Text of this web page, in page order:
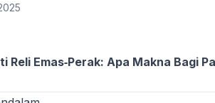
Emas‑Perak: Apa Makna Bagi